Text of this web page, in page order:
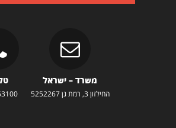
משרד – ישראל
החילזון 3, רמת גן 5252267